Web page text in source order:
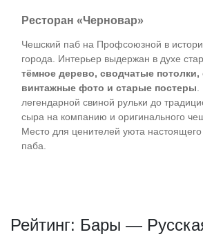
Ресторан «Черновар»
Чешский паб на Профсоюзной в
города. Интерьер выдержан в духе
тёмное дерево, сводчатые
винтажные фото и старые постеры
легендарной свиной рульки до
сыра на компанию и оригинального
Место для ценителей уюта настоящего
паба.
Рейтинг: Бары —